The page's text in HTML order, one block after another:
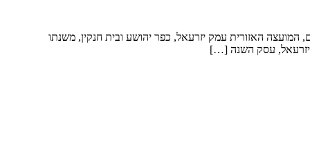
האזורית עמק יזרעאל, כפר יהושע ובית חנקין, משנתו
יזרעאל, עסק השנה […]